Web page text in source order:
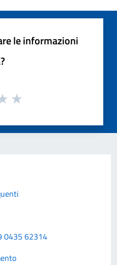
le informazioni
0435 62314